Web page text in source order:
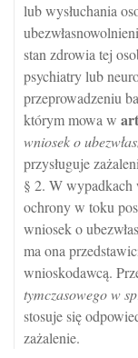
lub wysłuchania
stan zdrowia tej
psychiatry lub
przeprowadzeniu
którym mowa w
wniosek o
przysługuje
§ 2. W wypadkach
ochrony w toku
wniosek o
ma ona
wnioskodawcą.
tymczasowego w
stosuje się
zażalenie.